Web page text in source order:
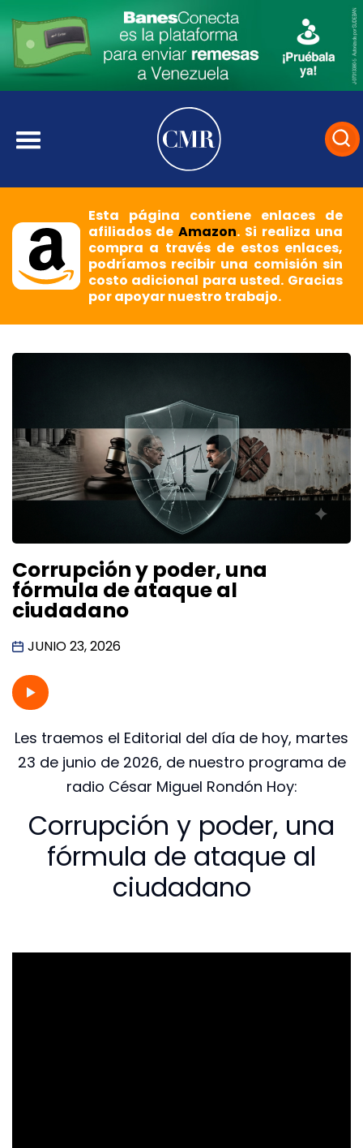
Esta página contiene enlaces de
afiliados deAmazon. Si realiza una
compra a través de estos enlaces,
podríamos recibir una comisión sin
costo adicional para usted. Gracias
por apoyar nuestro trabajo.
Corrupción y poder, una
fórmula de ataque al
ciudadano
JUNIO 23, 2026
Les traemos el Editorial del día de hoy, martes
23 de junio de 2026, de nuestro programa de
radio César Miguel Rondón Hoy:
Corrupción y poder, una
fórmula de ataque al
ciudadano